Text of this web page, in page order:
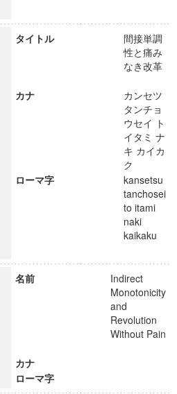
タイトル
間接単調
性と痛み
なき改革
カナ
カンセツ
タンチョ
ウセイ ト
イタミ ナ
キ カイカ
ク
ローマ字
kansetsu
tanchosei
to itami
naki
kaikaku
名前
Indirect
Monotonicity
and
Revolution
Without Pain
カナ
ローマ字